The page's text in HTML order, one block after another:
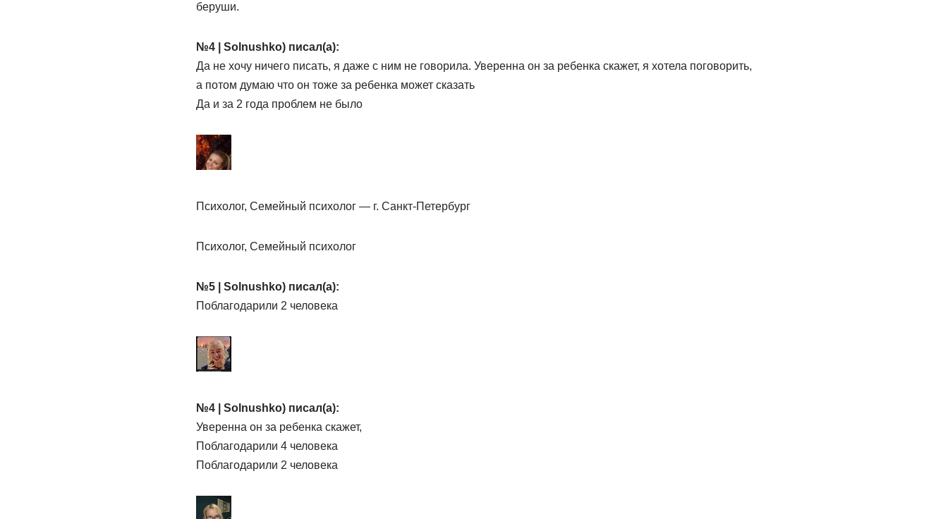
беруши.
№4 | Solnushko) писал(а):
Да не хочу ничего писать, я даже с ним не говорила. Уверенна он за ребенка скажет, я хотела поговорить,
а потом думаю что он тоже за ребенка может сказать
Да и за 2 года проблем не было
Психолог, Семейный психолог — г. Санкт-Петербург
Психолог, Семейный психолог
№5 | Solnushko) писал(а):
Поблагодарили 2 человека
№4 | Solnushko) писал(а):
Уверенна он за ребенка скажет,
Поблагодарили 4 человека
Поблагодарили 2 человека